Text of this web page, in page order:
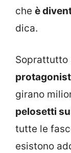
che è
dica.
Soprattutto
girano
pelosetti
tutte le
esistono